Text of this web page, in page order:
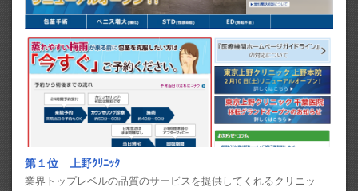
第１位 上野ｸﾘﾆｯｸ
業界トップレベルの品質のサービスを提供してくれるクリニッ